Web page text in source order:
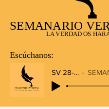
SEMANARIO
LA VERDAD OS
Escúchanos:
SV 28-12-2025
SEMANARIO